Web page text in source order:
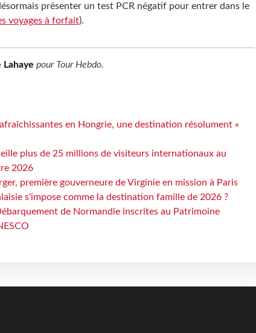
présenter un test PCR négatif pour entrer dans le
voyages à forfait).
Lahaye pour Tour Hebdo.
en Hongrie, une destination résolument «
plus de 25 millions de visiteurs internationaux au
2026
première gouverneure de Virginie en mission à Paris
s'impose comme la destination famille de 2026 ?
de Normandie inscrites au Patrimoine